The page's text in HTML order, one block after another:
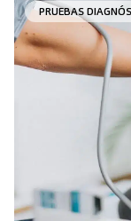
PRUEBAS